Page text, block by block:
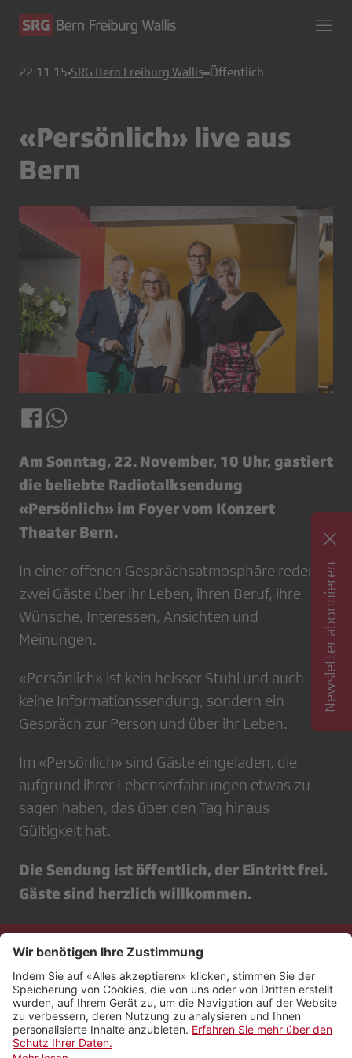
22.11.15 SRG Bern Freiburg Wallis Öffentlich
«Persönlich» live aus
Bern
Am Sonntag, 22. November, 10 Uhr, gastiert
die beliebte Radiotalksendung
«Persönlich» im Foyer vom Konzert
Theater Bern.
In einer offenen Gesprächsatmosphäre reden
zwei Gäste über ihr Leben, ihren Beruf, ihre
Wünsche, Interessen, Ansichten und
Meinungen.
«Persönlich» ist kein heisser Stuhl und auch
keine Informationssendung, sondern ein
Gespräch zur Person und über ihr Leben.
Im «Persönlich» sind Gäste eingeladen, die
aufgrund ihrer Lebenserfahrungen etwas zu
sagen haben, das über den Tag hinaus
Gültigkeit hat.
Die Sendung ist öffentlich, der Eintritt frei.
Gäste sind herzlich willkommen.
Newsletter abonnieren
Kontakt
Impressum
Rechtliches
Netiquette